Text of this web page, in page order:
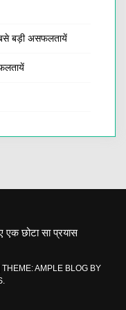
बड़ी असफलतायें
एक छोटा सा प्रयास
THEME: AMPLE BLOG BY
.